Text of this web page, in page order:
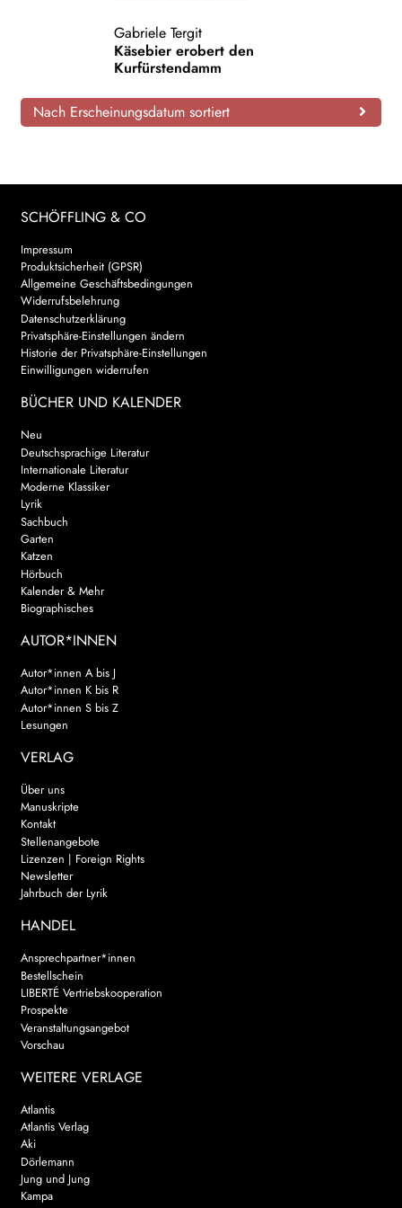
AKTUELLES
NEWSLETTER
WEITERE VERLAGE
Search:
Gabriele Tergit
Käsebier erobert den
Kurfürstendamm
Nach Erscheinungsdatum sortiert
SCHÖFFLING & CO
Impressum
Produktsicherheit (GPSR)
Allgemeine Geschäftsbedingungen
Widerrufsbelehrung
Datenschutzerklärung
Privatsphäre-Einstellungen ändern
Historie der Privatsphäre-Einstellungen
Einwilligungen widerrufen
BÜCHER UND KALENDER
Neu
Deutschsprachige Literatur
Internationale Literatur
Moderne Klassiker
Lyrik
Sachbuch
Garten
Katzen
Hörbuch
Kalender & Mehr
Biographisches
AUTOR*INNEN
Autor*innen A bis J
Autor*innen K bis R
Autor*innen S bis Z
Lesungen
VERLAG
Über uns
Manuskripte
Kontakt
Stellenangebote
Lizenzen | Foreign Rights
Newsletter
Jahrbuch der Lyrik
HANDEL
Ansprechpartner*innen
Bestellschein
LIBERTÉ Vertriebskooperation
Prospekte
Veranstaltungsangebot
Vorschau
WEITERE VERLAGE
Atlantis
Atlantis Verlag
Aki
Dörlemann
Jung und Jung
Kampa